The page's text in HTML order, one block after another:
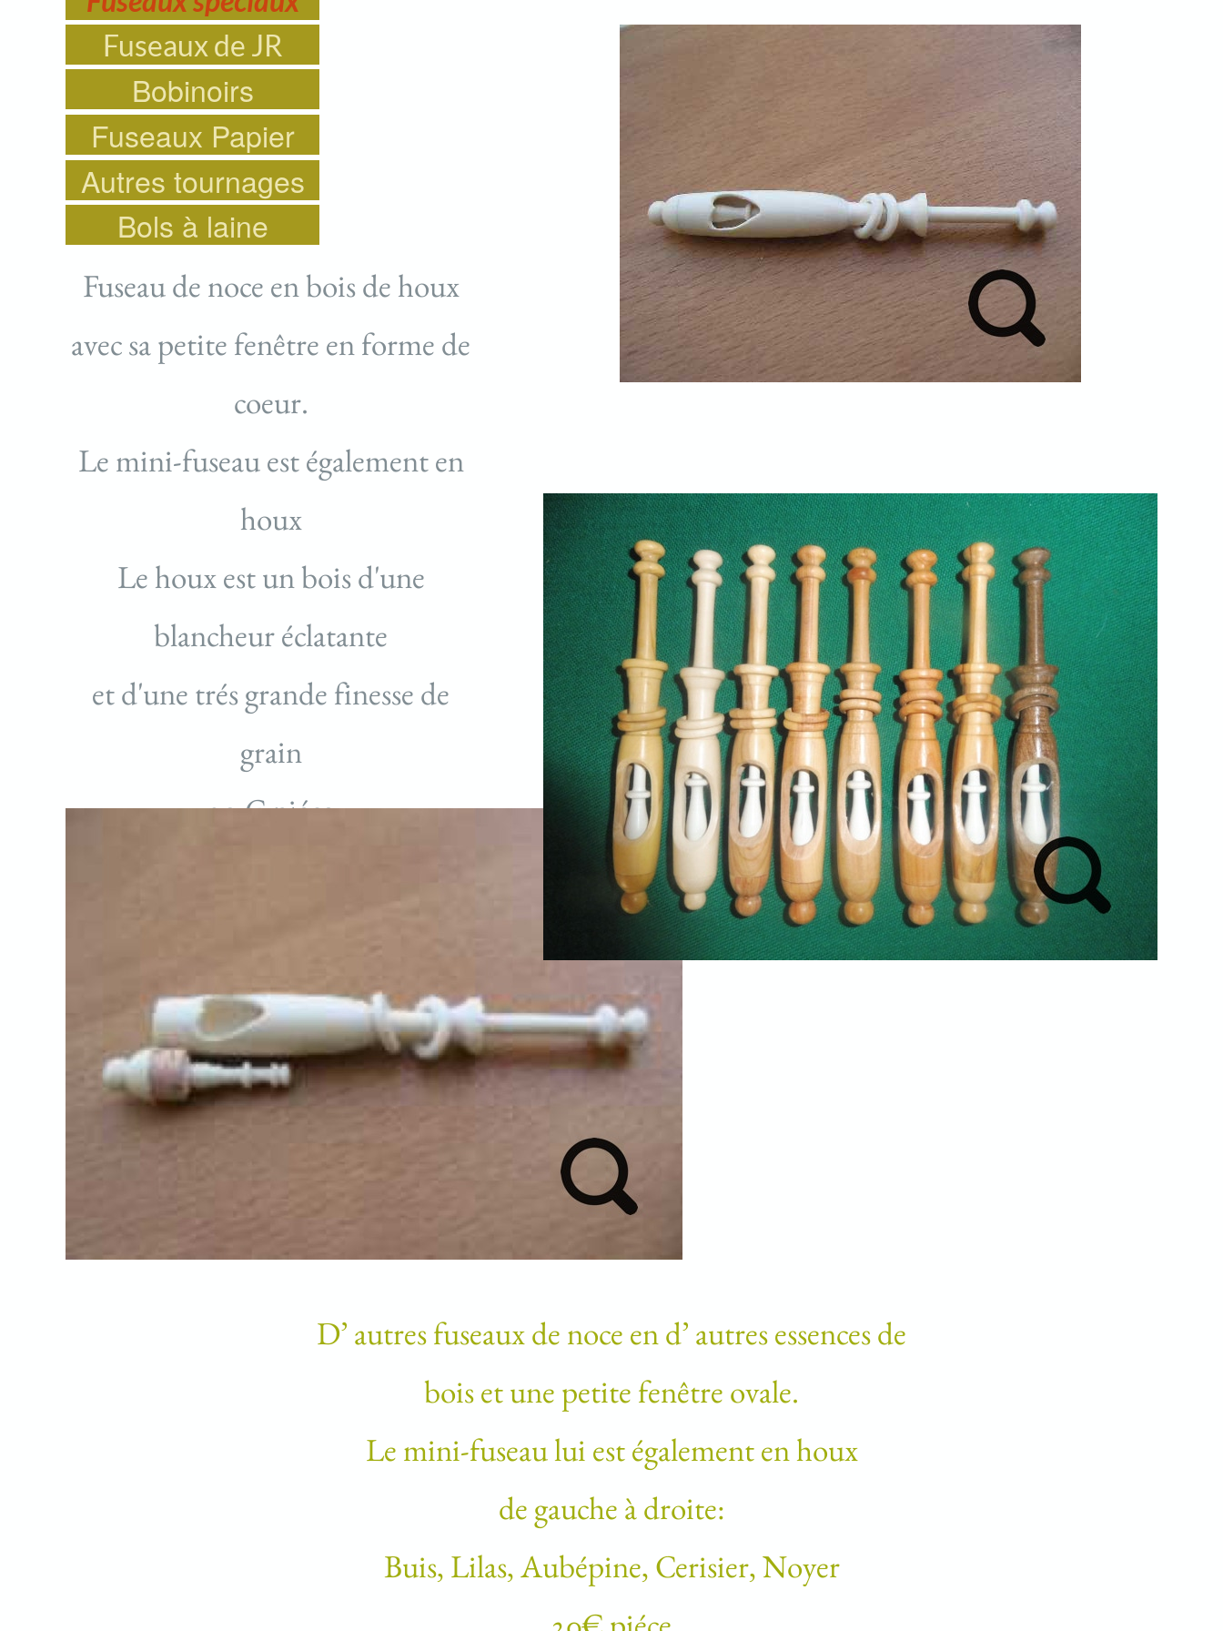
Fuseaux de JR
Bobinoirs
Fuseaux Papier
Autres tournages
Bols à laine
Fuseau de noce en bois de houx
avec sa petite fenêtre en forme de
coeur.
Le mini-fuseau est également en
houx
Le houx est un bois d'une
blancheur éclatante
et d'une trés grande finesse de
grain
20 € piéce
D’ autres fuseaux de noce en d’ autres essences de
bois et une petite fenêtre ovale.
Le mini-fuseau lui est également en houx
de gauche à droite:
Buis, Lilas, Aubépine, Cerisier, Noyer